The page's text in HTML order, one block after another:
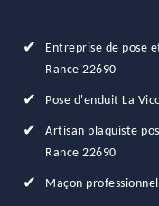
Entreprise de pose
Rance 22690
Pose d'enduit La
Artisan plaquiste
Rance 22690
Maçon